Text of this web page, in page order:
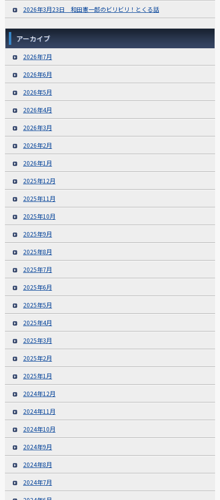
2026年3月23日 和田憲一郎のビリビリ！とくる話
アーカイブ
2026年7月
2026年6月
2026年5月
2026年4月
2026年3月
2026年2月
2026年1月
2025年12月
2025年11月
2025年10月
2025年9月
2025年8月
2025年7月
2025年6月
2025年5月
2025年4月
2025年3月
2025年2月
2025年1月
2024年12月
2024年11月
2024年10月
2024年9月
2024年8月
2024年7月